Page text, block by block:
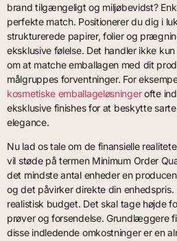
brand tilgængeligt og miljøbevidst?
perfekte match. Positionerer du dig i
strukturerede papirer, folier og
eksklusive følelse. Det handler ikke
om at matche emballagen med dit
målgruppes forventninger. For
kosmetiske emballageløsningerofte
eksklusive finishes for at beskytte
elegance.
Nu lad os tale om de finansielle
vil støde på termen Minimum Order
det mindste antal enheder en
og det påvirker direkte din
realistisk budget. Det skal tage højde
prøver og forsendelse. Grundlæggere
disse indledende omkostninger er en